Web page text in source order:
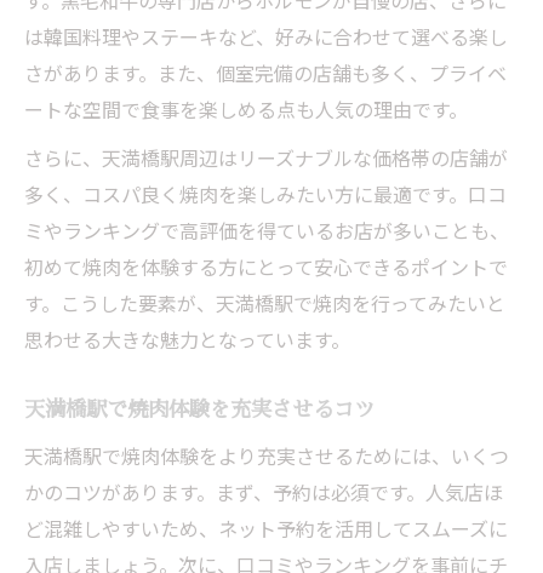
は韓国料理やステーキなど、好みに合わせて選べる楽し
さがあります。また、個室完備の店舗も多く、プライベ
ートな空間で食事を楽しめる点も人気の理由です。
さらに、天満橋駅周辺はリーズナブルな価格帯の店舗が
多く、コスパ良く焼肉を楽しみたい方に最適です。口コ
ミやランキングで高評価を得ているお店が多いことも、
初めて焼肉を体験する方にとって安心できるポイントで
す。こうした要素が、天満橋駅で焼肉を行ってみたいと
思わせる大きな魅力となっています。
天満橋駅で焼肉体験を充実させるコツ
天満橋駅で焼肉体験をより充実させるためには、いくつ
かのコツがあります。まず、予約は必須です。人気店ほ
ど混雑しやすいため、ネット予約を活用してスムーズに
入店しましょう。次に、口コミやランキングを事前にチ